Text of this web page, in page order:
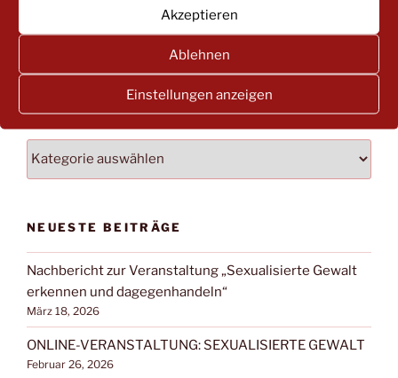
Akzeptieren
Ablehnen
Einstellungen anzeigen
Suchen
NACH BEITRAGSKATEGORIEN FILTERN:
BEITRAGSKATEGORIEN
NEUESTE BEITRÄGE
Nachbericht zur Veranstaltung „Sexualisierte Gewalt
erkennen und dagegenhandeln“
März 18, 2026
ONLINE-VERANSTALTUNG: SEXUALISIERTE GEWALT
Februar 26, 2026